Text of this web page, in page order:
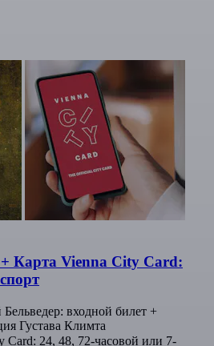
Карта Vienna City Card:
входной билет +
Густава Климта
Card: 24, 48, 72-часовой или 7-